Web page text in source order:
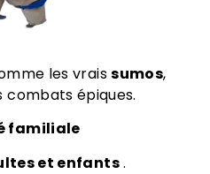
les vraissumos,
combats épiques.
familiale
et enfants.